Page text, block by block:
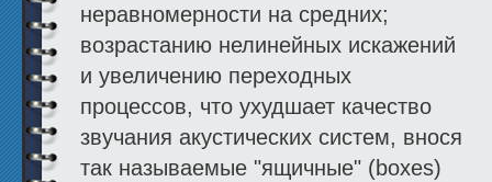
неравномерности на средних;
возрастанию нелинейных искажений
и увеличению переходных
процессов, что ухудшает качество
звучания акустических систем, внося
так называемые "ящичные" (boxes)